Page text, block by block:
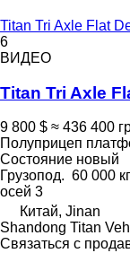
Titan Tri Axle Flat
6
ВИДЕО
Titan Tri Axle
9 800 $ ≈ 436 400
Полуприцеп
Состояние новый
Грузопод. 60 000 кг
осей 3
Китай, Jinan
Shandong Titan
Связаться с